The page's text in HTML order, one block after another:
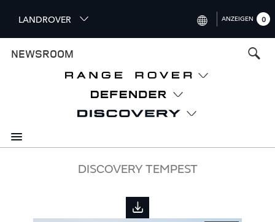
i
p
n
c
LANDROVER
CHINA (中国（中文))
FRANCE (FRANÇAIS)
ANZEIGEN 0
NEWSROOM
DISCOVERY TEMPEST